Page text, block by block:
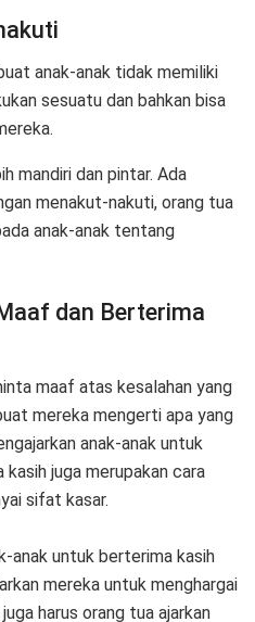
anak-anak tidak memiliki
sesuatu dan bahkan bisa
mandiri dan pintar. Ada
menakut-nakuti, orang tua
anak-anak tentang
dan Berterima
maaf atas kesalahan yang
mereka mengerti apa yang
anak-anak untuk
juga merupakan cara
sifat kasar.
anak untuk berterima kasih
mereka untuk menghargai
harus orang tua ajarkan